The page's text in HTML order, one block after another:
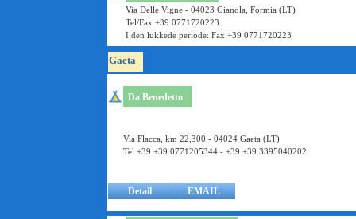
Via Delle Vigne - 04023 Gianola, Formia (LT)
Tel/Fax +39 0771720223
I den lukkede periode: Fax +39 0771720223
Gaeta
Da Benedetto
Via Flacca, km 22,300 - 04024 Gaeta (LT)
Tel +39 +39.0771205344 - +39 +39.3395040202
Detail EMAIL